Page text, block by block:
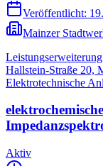
Veröffentlicht:
Mainzer
Hallstein-Straße 20,
Elektrotechnische
Aktiv